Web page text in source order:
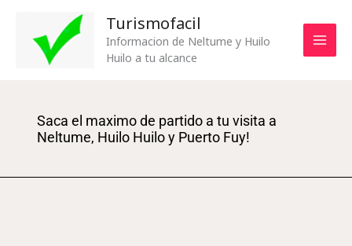
contenido
Turismofacil
Informacion de Neltume y Huilo
Huilo a tu alcance
Saca el maximo de partido a tu visita a
Neltume, Huilo Huilo y Puerto Fuy!